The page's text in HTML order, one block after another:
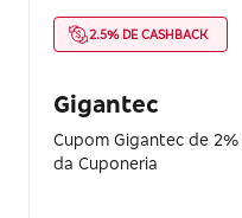
2.5% DE CASHBACK
Gigantec
Cupom Gigantec de
da Cuponeria